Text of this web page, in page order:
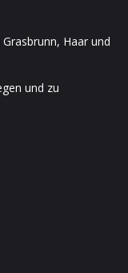
Haar und
und zu